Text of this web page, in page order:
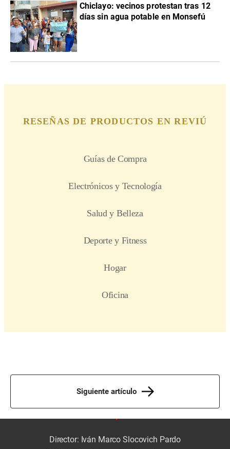
Chiclayo: vecinos protestan tras 12
días sin agua potable en Monsefú
Siguiente artículo
Director: Iván Marco Slocovich Pardo